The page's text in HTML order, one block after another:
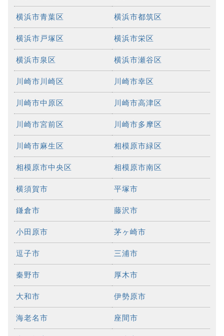
横浜市青葉区 横浜市都筑区
横浜市戸塚区 横浜市栄区
横浜市泉区 横浜市瀬谷区
川崎市川崎区 川崎市幸区
川崎市中原区 川崎市高津区
川崎市宮前区 川崎市多摩区
川崎市麻生区 相模原市緑区
相模原市中央区 相模原市南区
横須賀市 平塚市
鎌倉市 藤沢市
小田原市 茅ヶ崎市
逗子市 三浦市
秦野市 厚木市
大和市 伊勢原市
海老名市 座間市